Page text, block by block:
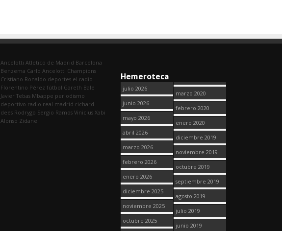
Ancelotti Atletico de Madrid Barcelona
Benzema Carlo Ancelotti Champions
Cristiano Ronaldo deportes el radio
Florentino Pérez fútbol Gareth Bale
Javier Tebas Mbappe periodismo
deportivo radio real madrid richard
dees Rodrygo Sergio Ramos Vinicius Xabi
Alonso Zidane
Hemeroteca
julio 2026
junio 2026
mayo 2026
abril 2026
marzo 2026
febrero 2026
enero 2026
diciembre 2025
noviembre 2025
octubre 2025
marzo 2020
febrero 2020
enero 2020
diciembre 2019
noviembre 2019
octubre 2019
septiembre 2019
agosto 2019
julio 2019
junio 2019